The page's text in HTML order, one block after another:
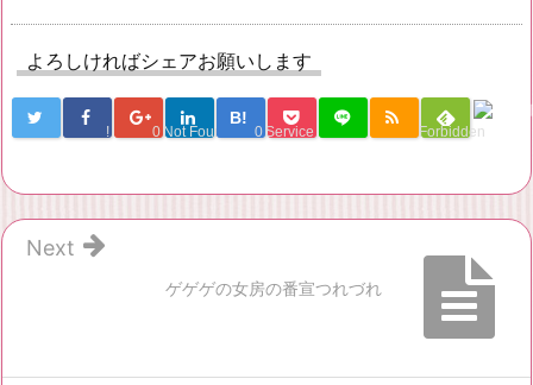
よろしければシェアお願いします
! 0 Not Found
B!
0 Service Una Forbidden
ゲゲゲの女房の番宣つれづれ
Next